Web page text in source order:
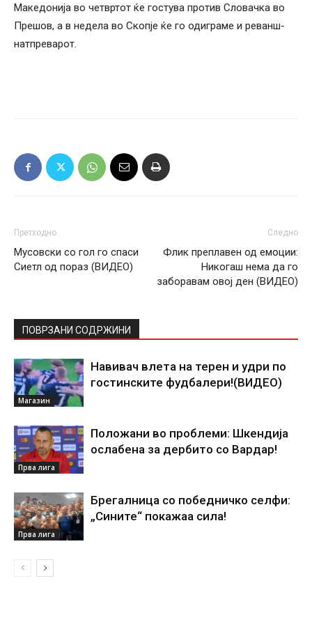
Македонија во четвртот ќе гостува против Словачка во
Прешов, а в недела во Скопје ќе го одиграме и реванш-
натпреварот.
Претходно
Мусовски со гол го спаси
Сиетл од пораз (ВИДЕО)
Следно
Флик преплавен од емоции:
Никогаш нема да го
заборавам овој ден (ВИДЕО)
ПОВРЗАНИ СОДРЖИНИ
Магазин
Навивач влета на терен и удри по
гостинските фудбалери!(ВИДЕО)
Прва лига
Положани во проблеми: Шкендија
ослабена за дербито со Вардар!
Прва лига
Брегалница со победничко селфи:
„Сините“ покажаа сила!